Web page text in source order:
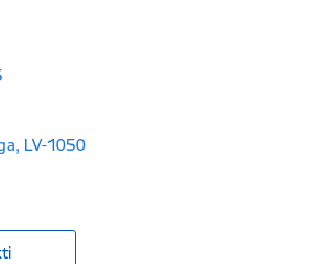
LV-1050